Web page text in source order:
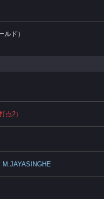
ド）
点2）